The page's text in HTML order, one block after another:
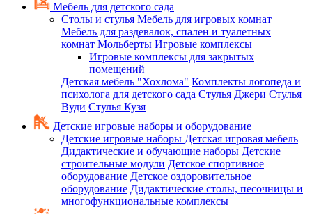
Мебель для детского сада
Столы и стулья Мебель для игровых комнат
Мебель для раздевалок, спален и туалетных
комнат Мольберты Игровые комплексы
Игровые комплексы для закрытых
помещений
Детская мебель "Хохлома" Комплекты логопеда и
психолога для детского сада Стулья Джери Стулья
Вуди Стулья Кузя
Детские игровые наборы и оборудование
Детские игровые наборы Детская игровая мебель
Дидактические и обучающие наборы Детские
строительные модули Детское спортивное
оборудование Детское оздоровительное
оборудование Дидактические столы, песочницы и
многофункциональные комплексы